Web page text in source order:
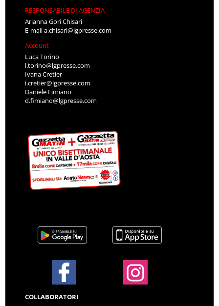
RESPONSABILE DI AGENZIA
Arianna Gori Chisari
E-maila.chisari@lgpresse.com
Account
Luca Torino
l.torino@lgpresse.com
Ivana Cretier
i.cretier@lgpresse.com
Daniele Fimiano
d.fimiano@lgpresse.com
COLLABORATORI